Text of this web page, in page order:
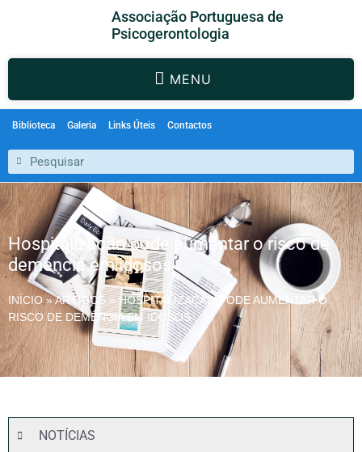
Associação Portuguesa de
Psicogerontologia
MENU
Biblioteca Galeria Links Úteis Contactos
Hospitalização pode aumentar o risco de
demência em idosos
INÍCIO»ARTIGOS»HOSPITALIZAÇÃO PODE AUMENTAR O
RISCO DE DEMÊNCIA EM IDOSOS
NOTÍCIAS